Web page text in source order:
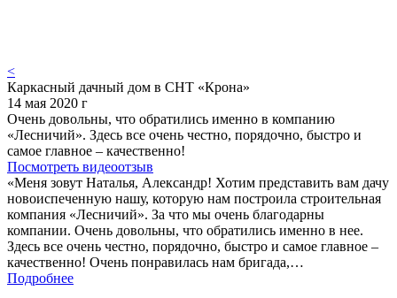
<
Каркасный дачный дом в СНТ «Крона»
14 мая 2020 г
Очень довольны, что обратились именно в компанию
«Лесничий». Здесь все очень честно, порядочно, быстро и
самое главное – качественно!
Посмотреть видеоотзыв
«Меня зовут Наталья, Александр! Хотим представить вам дачу
новоиспеченную нашу, которую нам построила строительная
компания «Лесничий». За что мы очень благодарны
компании. Очень довольны, что обратились именно в нее.
Здесь все очень честно, порядочно, быстро и самое главное –
качественно! Очень понравилась нам бригада,…
Подробнее